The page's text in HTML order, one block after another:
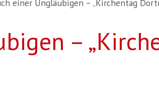
einer Ungläubigen – „Kirchentag
–